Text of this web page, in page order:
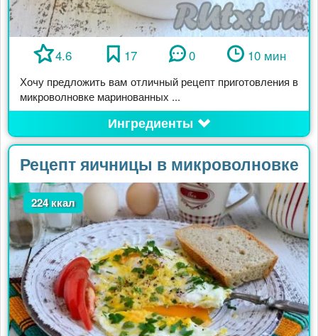
4.6 17 0 10 мин
Хочу предложить вам отличный рецепт приготовления в
микроволновке маринованных ...
Ингредиенты
Рецепт яичницы в микроволновке
224 ккал